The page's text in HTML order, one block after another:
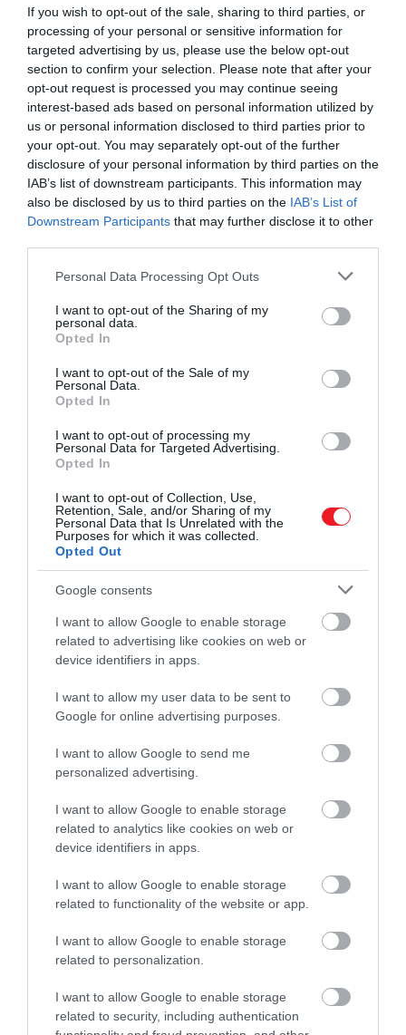
If you wish to opt-out of the sale, sharing to third parties, or
processing of your personal or sensitive information for
targeted advertising by us, please use the below opt-out
section to confirm your selection. Please note that after your
opt-out request is processed you may continue seeing
interest-based ads based on personal information utilized by
us or personal information disclosed to third parties prior to
your opt-out. You may separately opt-out of the further
disclosure of your personal information by third parties on the
IAB’s list of downstream participants. This information may
also be disclosed by us to third parties on the IAB’s List of
Downstream Participants that may further disclose it to other
Please note that this website/app uses one or more Google
not limited to your visit or usage behaviour. You may click to
grant or deny consent to Google and its third-party tags to
use your data for below specified purposes in below Google
consent section.
Personal Data Processing Opt Outs
I want to opt-out of the Sharing of my
personal data.
Opted In
I want to opt-out of the Sale of my
Personal Data.
Opted In
I want to opt-out of processing my
Personal Data for Targeted Advertising.
Opted In
I want to opt-out of Collection, Use,
Retention, Sale, and/or Sharing of my
Personal Data that Is Unrelated with the
Purposes for which it was collected.
Opted Out
Google consents
I want to allow Google to enable storage
related to advertising like cookies on web or
device identifiers in apps.
I want to allow my user data to be sent to
Google for online advertising purposes.
I want to allow Google to send me
personalized advertising.
I want to allow Google to enable storage
related to analytics like cookies on web or
device identifiers in apps.
I want to allow Google to enable storage
related to functionality of the website or app.
I want to allow Google to enable storage
related to personalization.
I want to allow Google to enable storage
related to security, including authentication
Fesztiválon, ahol egyértelmű
tendenciaként szembesültünk azzal
kapcsolatban, hogy a rockzenekarokon és
a popdívákon túl rengetegen voltak
kíváncsiak az elektronikus zenei
előadókra. Erre a lehető legjobb példa az
utolsó, érzésre teltházas hétfői nap,
amikor…
Nagyszínpadon, avagy az…
GERLEI DÁVID
A 2024-es Sziget Fesztivált augusztus 7. és
szigeten. Ha úgy érzed, még nem tudsz
eleget a fellépőkről, ne aggódj: ebben az
összeállításban bemutatjuk azt a 4
előadót, akinek a koncertjéről szerintünk
A 3+1 legizgalmasabb előadó,
az…
és ismerd meg a Hamu és Gyémánt világát!